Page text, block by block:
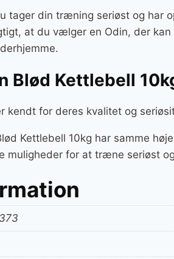
tager din træning seriøst og har
at du vælger en Odin, der
Blød Kettlebell
kendt for deres kvalitet og
Kettlebell 10kg har samme
muligheder for at træne seriøst